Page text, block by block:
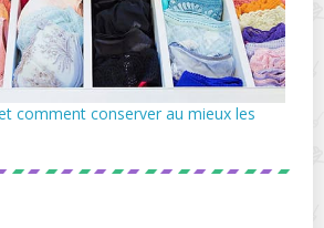
comment conserver au mieux les